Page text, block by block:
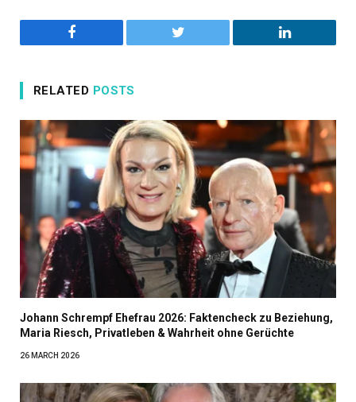
Facebook Twitter LinkedIn
RELATED POSTS
Johann Schrempf Ehefrau 2026: Faktencheck zu Beziehung,
Maria Riesch, Privatleben & Wahrheit ohne Gerüchte
26 MARCH 2026